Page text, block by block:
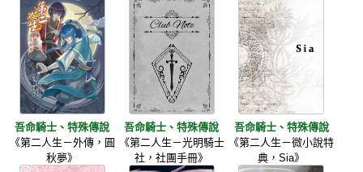
吾命騎士、特殊傳說
《第二人生－外傳，圓
秋夢》
吾命騎士、特殊傳說
《第二人生－光明騎士
社，社團手冊》
吾命騎士、特殊傳說
《第二人生－微小說特
典，Sia》